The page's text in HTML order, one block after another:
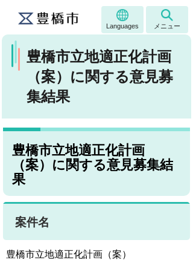
Languages メニュー
豊橋市立地適正化計画
（案）に関する意見募
集結果
豊橋市立地適正化計画
（案）に関する意見募集結
果
案件名
豊橋市立地適正化計画（案）